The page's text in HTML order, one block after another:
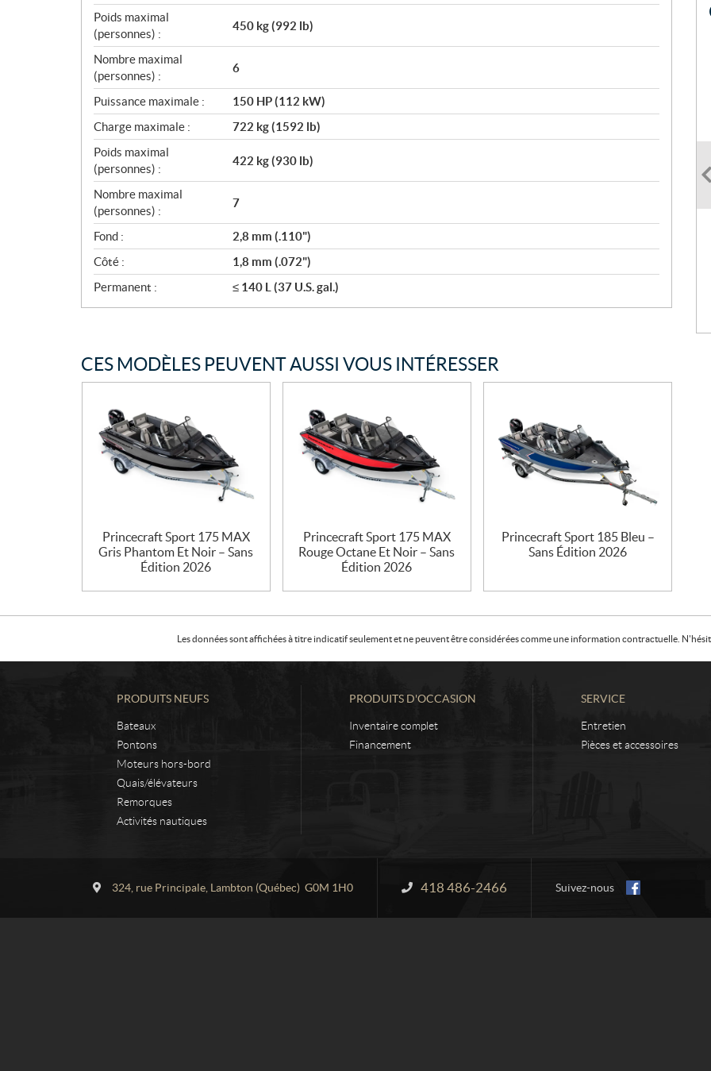
Poids maximal
(personnes) :
450 kg (992 lb)
Nombre maximal
(personnes) :
6
Puissance maximale :
150 HP (112 kW)
Charge maximale :
722 kg (1592 lb)
Poids maximal
(personnes) :
422 kg (930 lb)
Nombre maximal
(personnes) :
7
Fond :
2,8 mm (.110")
Côté :
1,8 mm (.072")
Permanent :
≤ 140 L (37 U.S. gal.)
CES MODÈLES PEUVENT AUSSI VOUS INTÉRESSER
Princecraft Sport 175 MAX
Gris Phantom Et Noir – Sans
Édition 2026
Princecraft Sport 175 MAX
Rouge Octane Et Noir – Sans
Édition 2026
Princecraft Sport 185 Bleu –
Sans Édition 2026
Les données sont affichées à titre indicatif seulement et ne peuvent être considérées comme une information contractuelle.
PRODUITS NEUFS
Bateaux
Pontons
Moteurs hors-bord
Quais/élévateurs
Remorques
Activités nautiques
PRODUITS D'OCCASION
Inventaire complet
Financement
SERVICE
Entretien
Pièces et accessoires
324, rue Principale, Lambton (Québec) G0M 1H0 Information :
418 486-2466 Suivez-nous